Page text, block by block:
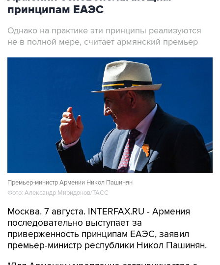
принципам ЕАЭС
Однако на практике эти принципы реализуются
не в полной мере, считает армянский премьер
Премьер-министр Армении Никол Пашинян
Фото: Александр Миридонов/ТАСС
Москва. 7 августа. INTERFAX.RU - Армения
последовательно выступает за
приверженность принципам ЕАЭС, заявил
премьер-министр республики Никол Пашинян.